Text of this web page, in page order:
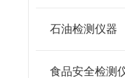
石油检测仪器
食品安全检测